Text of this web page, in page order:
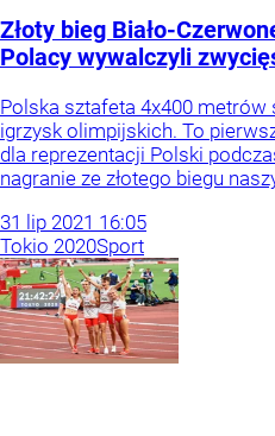
Złoty bieg Biało-
Polacy wywalczyli
Polska sztafeta 4x400 metrów
igrzysk olimpijskich. To
dla reprezentacji Polski
nagranie ze złotego biegu
31 lip 2021 16:05
Tokio 2020Sport